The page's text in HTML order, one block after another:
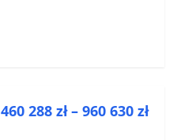
460 288 zł – 960 630 zł